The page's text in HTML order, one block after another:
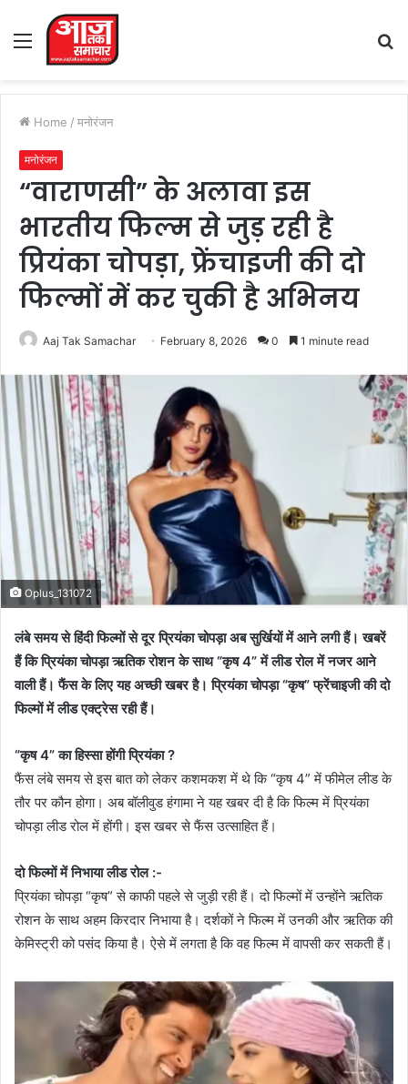
Menu
Home / मनोरंजन
मनोरंजन
“वाराणसी” के अलावा इस
भारतीय फिल्म से जुड़ रही है
प्रियंका चोपड़ा, फ्रेंचाइजी की दो
फिल्मों में कर चुकी है अभिनय
Aaj Tak Samachar February 8, 2026 0 1 minute read
Oplus_131072
लंबे समय से हिंदी फिल्मों से दूर प्रियंका चोपड़ा अब सुर्खियों में आने लगी हैं। खबरें
हैं कि प्रियंका चोपड़ा ऋतिक रोशन के साथ “कृष 4” में लीड रोल में नजर आने
वाली हैं। फैंस के लिए यह अच्छी खबर है। प्रियंका चोपड़ा “कृष” फ्रेंचाइजी की दो
फिल्मों में लीड एक्ट्रेस रही हैं।
“कृष 4” का हिस्सा होंगी प्रियंका ?
फैंस लंबे समय से इस बात को लेकर कशमकश में थे कि “कृष 4” में फीमेल लीड के
तौर पर कौन होगा। अब बॉलीवुड हंगामा ने यह खबर दी है कि फिल्म में प्रियंका
चोपड़ा लीड रोल में होंगी। इस खबर से फैंस उत्साहित हैं।
दो फिल्मों में निभाया लीड रोल :-
प्रियंका चोपड़ा “कृष” से काफी पहले से जुड़ी रही हैं। दो फिल्मों में उन्होंने ऋतिक
रोशन के साथ अहम किरदार निभाया है। दर्शकों ने फिल्म में उनकी और ऋतिक की
केमिस्ट्री को पसंद किया है। ऐसे में लगता है कि वह फिल्म में वापसी कर सकती हैं।